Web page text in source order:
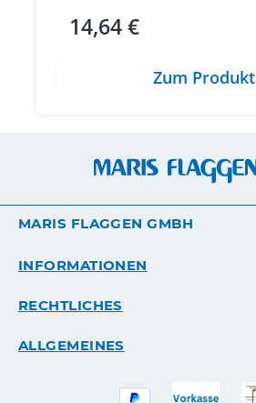
Regulärer Preis:
14,64 €
Zum Produkt
MARIS FLAGGEN GMBH
INFORMATIONEN
RECHTLICHES
ALLGEMEINES